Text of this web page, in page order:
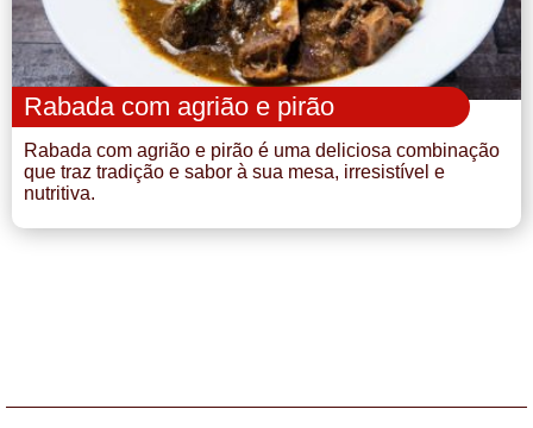
Rabada com agrião e pirão
Rabada com agrião e pirão é uma deliciosa combinação
que traz tradição e sabor à sua mesa, irresistível e
nutritiva.